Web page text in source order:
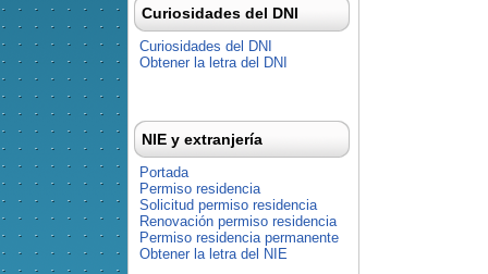
Curiosidades del DNI
Curiosidades del DNI
Obtener la letra del DNI
NIE y extranjería
Portada
Permiso residencia
Solicitud permiso residencia
Renovación permiso residencia
Permiso residencia permanente
Obtener la letra del NIE